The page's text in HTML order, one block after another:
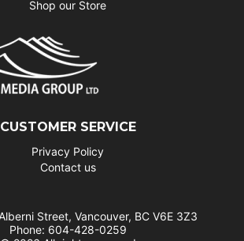
Shop our Store
CUSTOMER SERVICE
Privacy Policy
Contact us
Street, Vancouver, BC V6E 3Z3
Phone: 604-428-0259